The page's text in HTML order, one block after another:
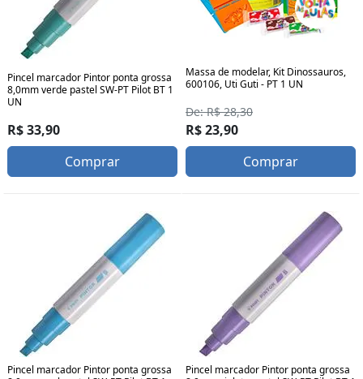
Pincel marcador Pintor ponta grossa
8,0mm verde pastel SW-PT Pilot BT 1
UN
R$ 33,90
Comprar
Massa de modelar, Kit Dinossauros,
600106, Uti Guti - PT 1 UN
De: R$ 28,30
R$ 23,90
Comprar
Pincel marcador Pintor ponta grossa
Pincel marcador Pintor ponta grossa